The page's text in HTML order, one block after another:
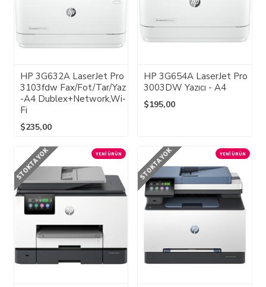
HP 3G632A LaserJet Pro
3103fdw Fax/Fot/Tar/Yaz
-A4 Dublex+Network,Wi-
Fi
$235,00
HP 3G654A LaserJet Pro
3003DW Yazıcı - A4
$195,00
YENI ÜRÜN
STOKTA YOK YENI ÜRÜN
STOKTA YOK